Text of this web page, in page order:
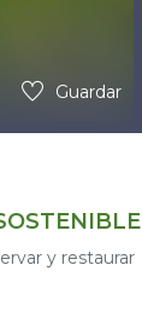
Guardar
y restaurar